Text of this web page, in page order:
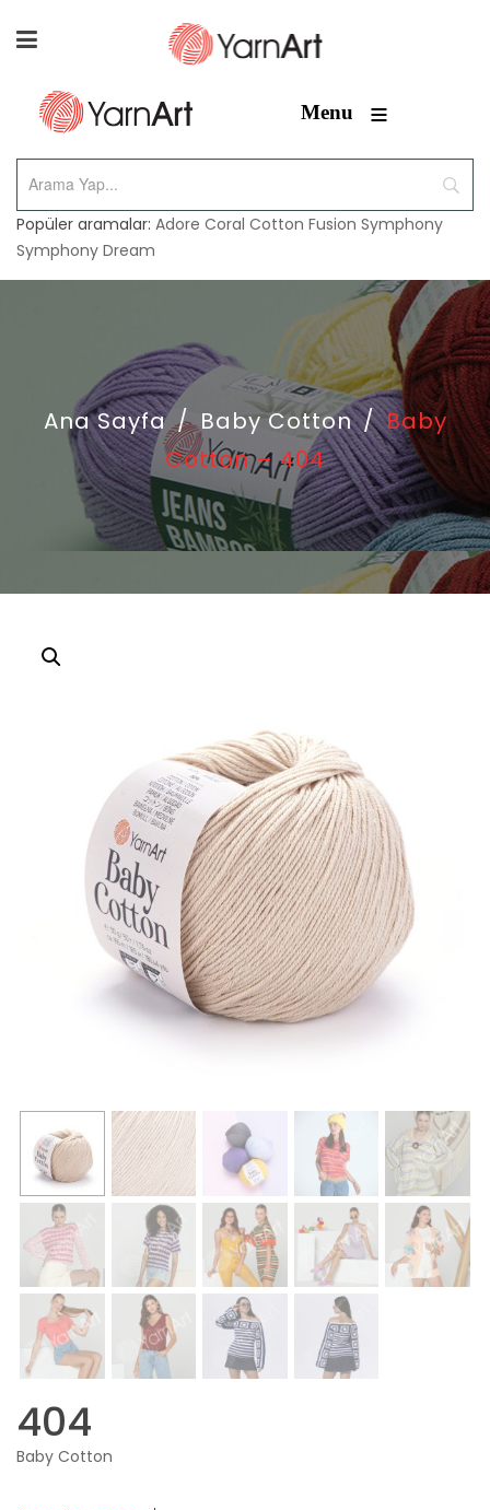
Menu ≡
Popüler aramalar: Adore Coral Cotton Fusion Symphony
Symphony Dream
Ana Sayfa / Baby Cotton / Baby
Cotton – 404
404
Baby Cotton